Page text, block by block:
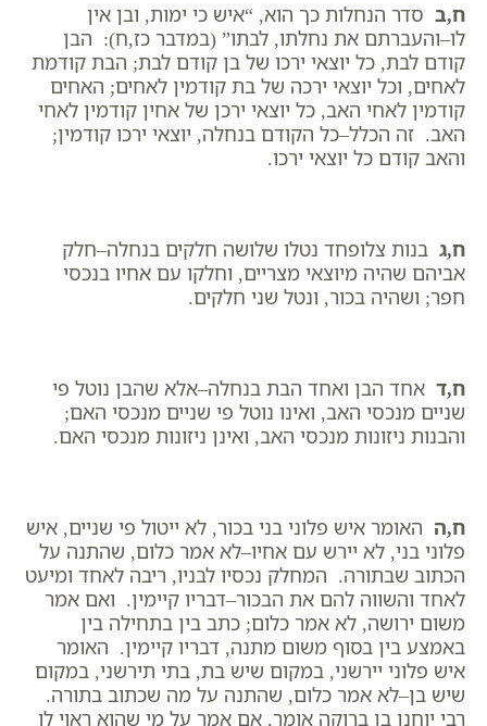
ח,ב סדר הנחלות כך הוא, “איש כי ימות, ובן אין
לו–והעברתם את נחלתו, לבתו” (במדבר כז,ח): הבן
קודם לבת, כל יוצאי ירכו של בן קודם לבת; הבת קודמת
לאחים, וכל יוצאי ירכה של בת קודמין לאחים; האחים
קודמין לאחי האב, כל יוצאי ירכן של אחין קודמין לאחי
האב. זה הכלל–כל הקודם בנחלה, יוצאי ירכו קודמין;
והאב קודם כל יוצאי ירכו.
ח,ג בנות צלופחד נטלו שלושה חלקים בנחלה–חלק
אביהם שהיה מיוצאי מצריים, וחלקו עם אחיו בנכסי
חפר; ושהיה בכור, ונטל שני חלקים.
ח,ד אחד הבן ואחד הבת בנחלה–אלא שהבן נוטל פי
שניים מנכסי האב, ואינו נוטל פי שניים מנכסי האם;
והבנות ניזונות מנכסי האב, ואינן ניזונות מנכסי האם.
ח,ה האומר איש פלוני בני בכור, לא ייטול פי שניים, איש
פלוני בני, לא יירש עם אחיו–לא אמר כלום, שהתנה על
הכתוב שבתורה. המחלק נכסיו לבניו, ריבה לאחד ומיעט
לאחד והשווה להם את הבכור–דבריו קיימין. ואם אמר
משום ירושה, לא אמר כלום; כתב בין בתחילה בין
באמצע בין בסוף משום מתנה, דבריו קיימין. האומר
איש פלוני יירשני, במקום שיש בת, בתי תירשני, במקום
שיש בן–לא אמר כלום, שהתנה על מה שכתוב בתורה.
רבי יוחנן בן ברוקה אומר, אם אמר על מי שהוא ראוי לו